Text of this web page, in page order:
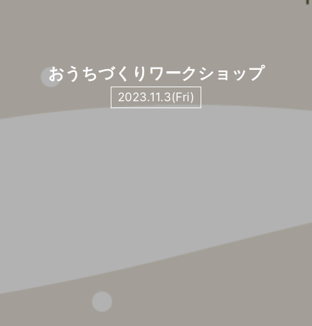
おうちづくりワークショップ
2023.11.3(Fri)